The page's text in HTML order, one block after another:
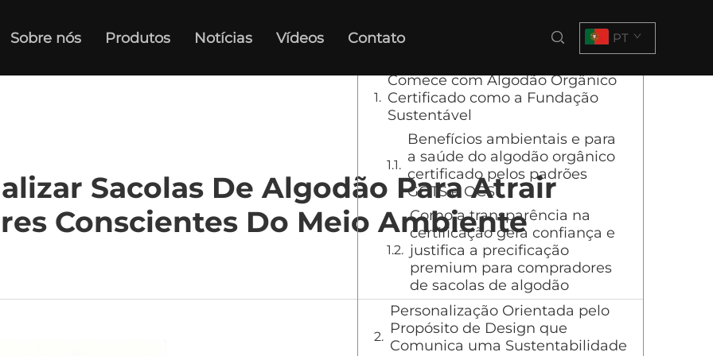
Sobre nós Produtos Notícias Vídeos Contato PT
Sacolas De Algodão Para Atrair
Conscientes Do Meio Ambiente
Sumário
Comece com Algodão Orgânico
Certificado como a Fundação
Sustentável
Benefícios ambientais e para
a saúde do algodão orgânico
certificado pelos padrões
GOTS e OCS
Como a transparência na
certificação gera confiança e
justifica a precificação
premium para compradores
de sacolas de algodão
Personalização Orientada pelo
Propósito de Design que
Comunica uma Sustentabilidade